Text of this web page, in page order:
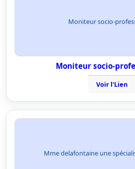
Moniteur socio-
Moniteur socio-
Voir l'Lien
Mme delafontaine une